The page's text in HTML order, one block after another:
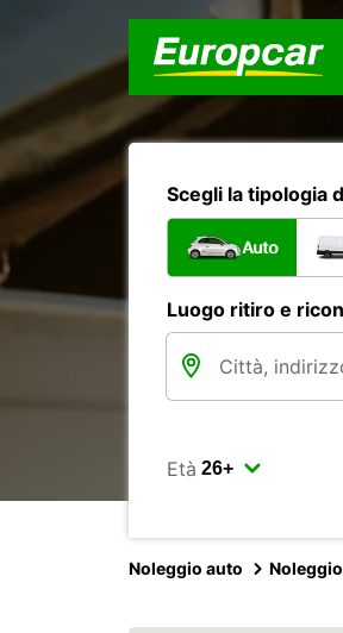
Scegli la tipologia
Auto
Luogo ritiro e
Età
Noleggio auto